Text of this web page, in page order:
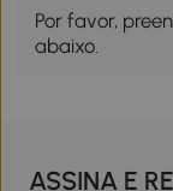
Por favor,
abaixo.
ASSINA E